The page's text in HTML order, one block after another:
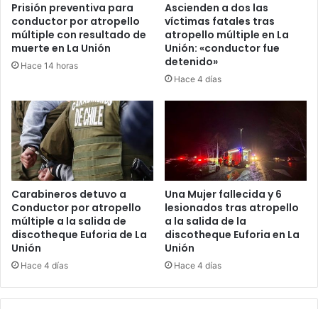
Prisión preventiva para
conductor por atropello
múltiple con resultado de
muerte en La Unión
Hace 14 horas
Ascienden a dos las
víctimas fatales tras
atropello múltiple en La
Unión: «conductor fue
detenido»
Hace 4 días
Carabineros detuvo a
Conductor por atropello
múltiple a la salida de
discotheque Euforia de La
Unión
Hace 4 días
Una Mujer fallecida y 6
lesionados tras atropello
a la salida de la
discotheque Euforia en La
Unión
Hace 4 días